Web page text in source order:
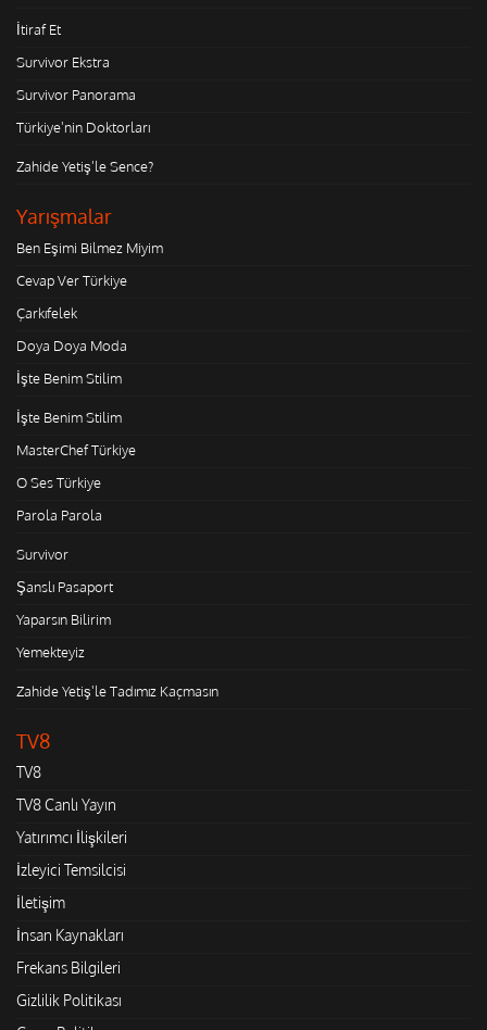
İtiraf Et
Survivor Ekstra
Survivor Panorama
Türkiye'nin Doktorları
Zahide Yetiş'le Sence?
Yarışmalar
Ben Eşimi Bilmez Miyim
Cevap Ver Türkiye
Çarkıfelek
Doya Doya Moda
İşte Benim Stilim
İşte Benim Stilim
MasterChef Türkiye
O Ses Türkiye
Parola Parola
Survivor
Şanslı Pasaport
Yaparsın Bilirim
Yemekteyiz
Zahide Yetiş'le Tadımız Kaçmasın
TV8
TV8
TV8 Canlı Yayın
Yatırımcı İlişkileri
İzleyici Temsilcisi
İletişim
İnsan Kaynakları
Frekans Bilgileri
Gizlilik Politikası